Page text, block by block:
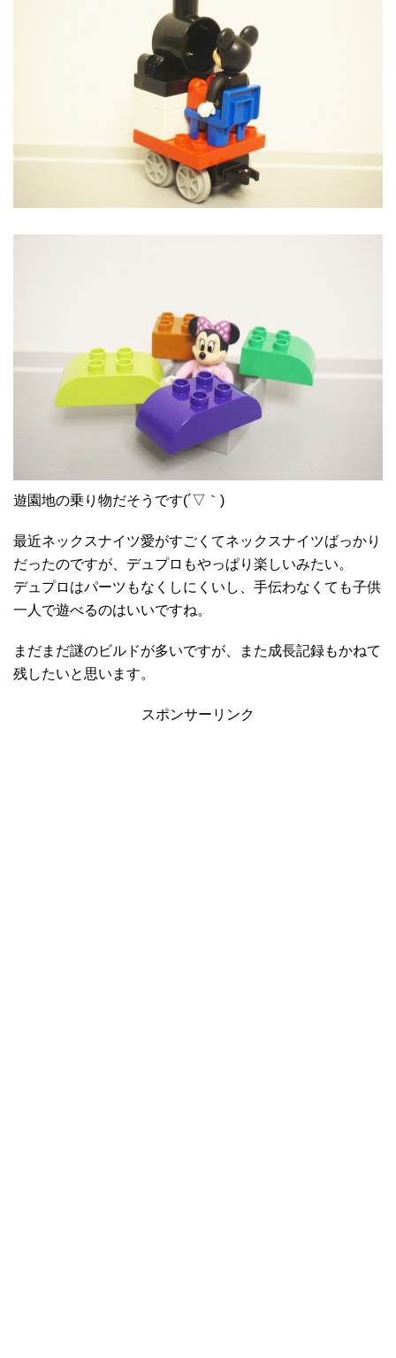
遊園地の乗り物だそうです(´▽｀)
最近ネックスナイツ愛がすごくてネックスナイツばっかり
だったのですが、デュプロもやっぱり楽しいみたい。
デュプロはパーツもなくしにくいし、手伝わなくても子供
一人で遊べるのはいいですね。
まだまだ謎のビルドが多いですが、また成長記録もかねて
残したいと思います。
スポンサーリンク